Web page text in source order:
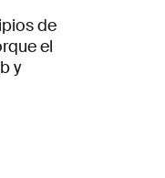
de
el
y